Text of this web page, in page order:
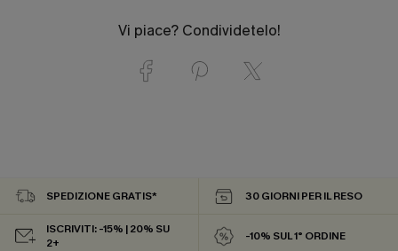
Vi piace? Condividetelo!
SPEDIZIONE GRATIS* 30 GIORNI PER IL RESO
ISCRIVITI: -15% | 20% SU
2+
-10% SUL 1° ORDINE